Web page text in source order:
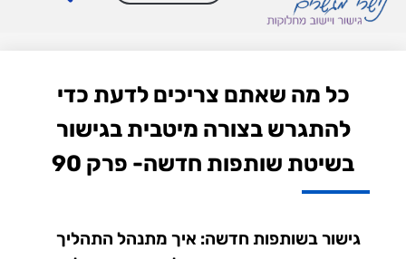
כל מה שאתם צריכים לדעת כדי
להתגרש בצורה מיטבית בגישור
בשיטת שותפות חדשה- פרק 90
גישור בשותפות חדשה: איך מתנהל התהליך